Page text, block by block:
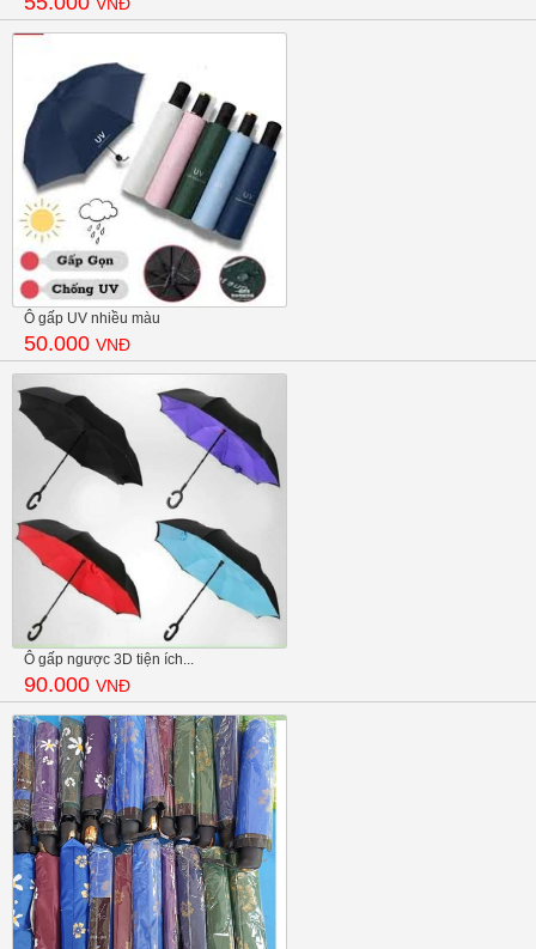
VNĐ
Ô gấp UV nhiều màu
50.000 VNĐ
Ô gấp ngược 3D tiện ích...
90.000 VNĐ